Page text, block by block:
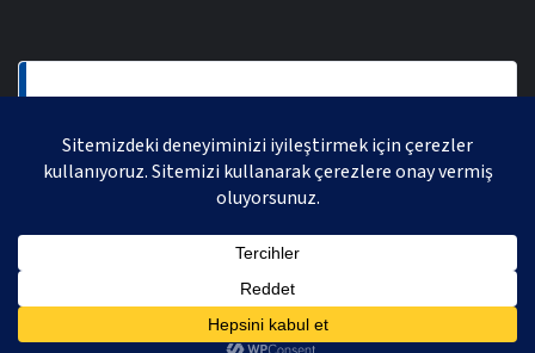
AVRASYA VOLEYBOL LIGI 2021 | AVRASYA SPORTIF FAALIYETLER ORGANIZASYONUDUR,
TÜM HAKLARI SAKLIDIR.